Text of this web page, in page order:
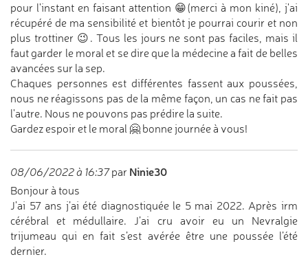
pour l'instant en faisant attention 😁(merci à mon kiné), j'ai
récupéré de ma sensibilité et bientôt je pourrai courir et non
plus trottiner 😉. Tous les jours ne sont pas faciles, mais il
faut garder le moral et se dire que la médecine a fait de belles
avancées sur la sep.
Chaques personnes est différentes fassent aux poussées,
nous ne réagissons pas de la même façon, un cas ne fait pas
l'autre. Nous ne pouvons pas prédire la suite.
Gardez espoir et le moral 🤗 bonne journée à vous!
08/06/2022 à 16:37par Ninie30
Bonjour à tous
J’ai 57 ans j’ai été diagnostiquée le 5 mai 2022. Après irm
cérébral et médullaire. J’ai cru avoir eu un Nevralgie
trijumeau qui en fait s’est avérée être une poussée l’été
dernier.